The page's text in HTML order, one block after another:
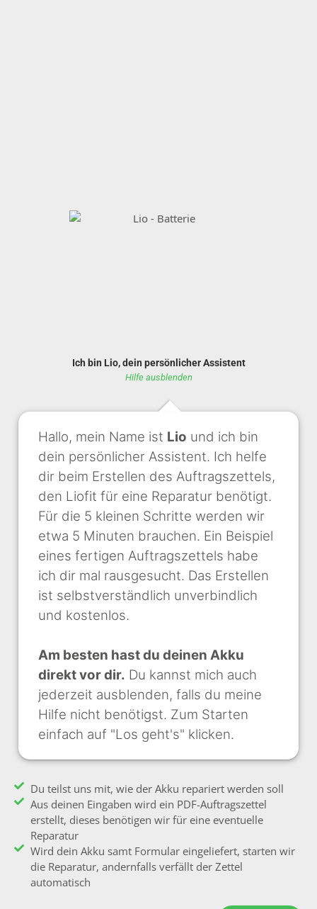
Ich bin Lio, dein persönlicher Assistent
Hilfe ausblenden
Hallo, mein Name ist Lio und ich bin
dein persönlicher Assistent. Ich helfe
dir beim Erstellen des Auftragszettels,
den Liofit für eine Reparatur benötigt.
Für die 5 kleinen Schritte werden wir
etwa 5 Minuten brauchen. Ein Beispiel
eines fertigen Auftragszettels habe
ich dir mal rausgesucht. Das Erstellen
ist selbstverständlich unverbindlich
und kostenlos.
Am besten hast du deinen Akku
direkt vor dir. Du kannst mich auch
jederzeit ausblenden, falls du meine
Hilfe nicht benötigst. Zum Starten
einfach auf "Los geht's" klicken.
Du teilst uns mit, wie der Akku repariert werden soll
Aus deinen Eingaben wird ein PDF-Auftragszettel
erstellt, dieses benötigen wir für eine eventuelle
Reparatur
Wird dein Akku samt Formular eingeliefert, starten wir
die Reparatur, andernfalls verfällt der Zettel
automatisch